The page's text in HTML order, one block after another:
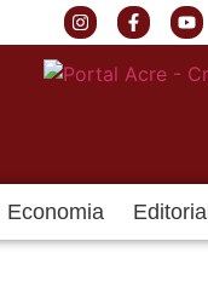
Economia Editorial